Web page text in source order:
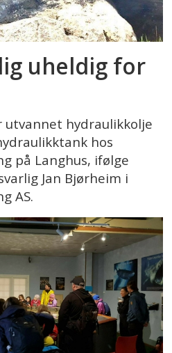
uheldig for
utvannet hydraulikkolje
hos
på Langhus, ifølge
Jan Bjørheim i
AS.